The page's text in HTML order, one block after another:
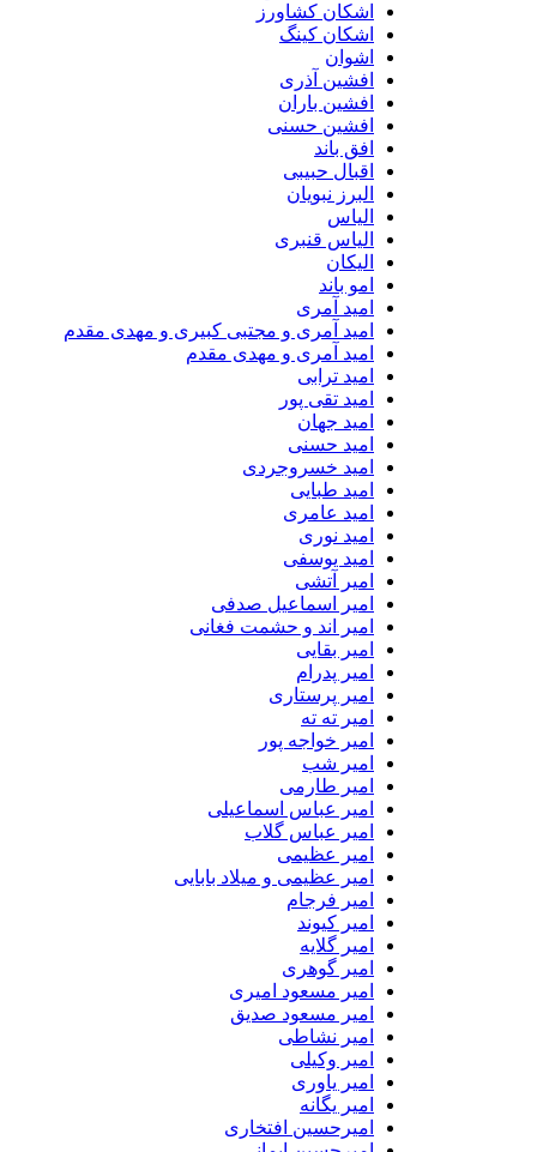
اشکان کشاورز
اشکان کینگ
اشوان
افشین آذری
افشین باران
افشین حسنی
افق باند
اقبال حبیبی
البرز نبویان
الیاس
الیاس قنبرى
الیکان
امو باند
امید آمری
امید آمری و مجتبی کبیری و مهدى مقدم
امید آمری و مهدی مقدم
امید ترابی
امید تقی پور
امید جهان
امید حسنی
امید خسروجردی
امید طبایی
امید عامری
امید نوری
امید یوسفی
امیر آتشی
امیر اسماعیل صدفی
امیر اند و حشمت فغانی
امیر بقایی
امیر پدرام
امیر پرستاری
امیر ته ته
امیر خواجه پور
امیر شب
امیر طارمی
امیر عباس اسماعیلی
امیر عباس گلاب
امیر عظیمی
امیر عظیمی و میلاد بابایی
امیر فرجام
امیر کیوند
امیر گلایه
امیر گوهری
امیر مسعود امیری
امیر مسعود صدیق
امیر نشاطی
امیر وکیلی
امیر یاوری
امیر یگانه
امیرحسین افتخاری